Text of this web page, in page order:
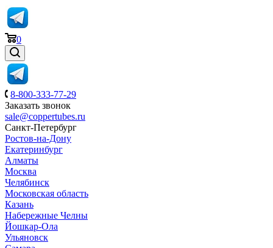
0
8-800-333-77-29
Заказать звонок
sale@coppertubes.ru
Санкт-Петербург
Ростов-на-Дону
Екатеринбург
Алматы
Москва
Челябинск
Московская область
Казань
Набережные Челны
Йошкар-Ола
Ульяновск